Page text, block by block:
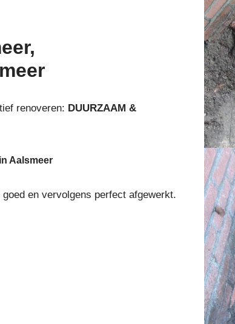
renoveren: DUURZAAM &
Aalsmeer
en vervolgens perfect afgewerkt.